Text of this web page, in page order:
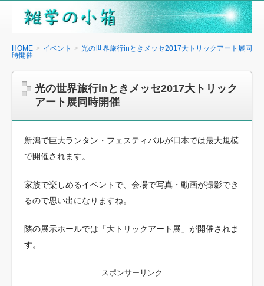
雑
の
箱
HOME イベント
光の世界旅行inときメッセ2017大トリックアート展同
時開催
光の世界旅行inときメッセ2017大トリック
アート展同時開催
新潟で巨大ランタン・フェスティバルが日本では最大規模
で開催されます。
家族で楽しめるイベントで、会場で写真・動画が撮影でき
るので思い出になりますね。
隣の展示ホールでは「大トリックアート展」が開催されま
す。
スポンサーリンク